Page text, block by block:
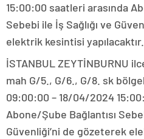
15:00:00 saatleri arasında
Sebebi ile İş Sağlığı ve
elektrik kesintisi yapılacaktır.
İSTANBUL ZEYTİNBURNU
mah G/5., G/6., G/8. sk
09:00:00 – 18/04/2024
Abone/Şube Bağlantısı
Güvenliği’ni de gözeterek